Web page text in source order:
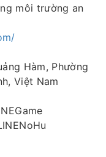
môi trường an
Hàm, Phường
Việt Nam